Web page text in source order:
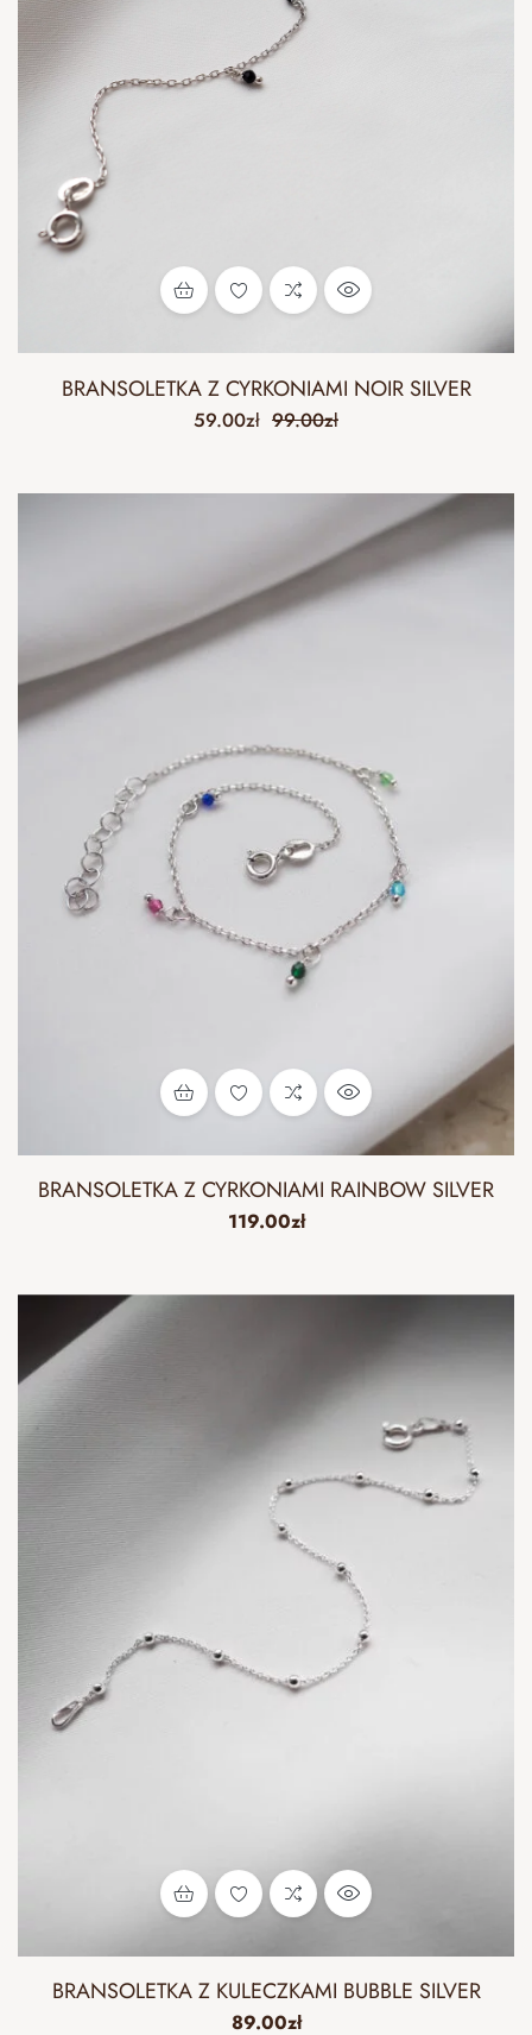
BRANSOLETKA Z CYRKONIAMI NOIR SILVER
99.00zł
59.00zł
BRANSOLETKA Z CYRKONIAMI RAINBOW SILVER
119.00zł
BRANSOLETKA Z KULECZKAMI BUBBLE SILVER
89.00zł